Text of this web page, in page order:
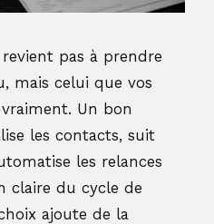
pas à prendre
mais celui que vos
Un bon
les contacts, suit
les relances
claire du cycle de
ajoute de la